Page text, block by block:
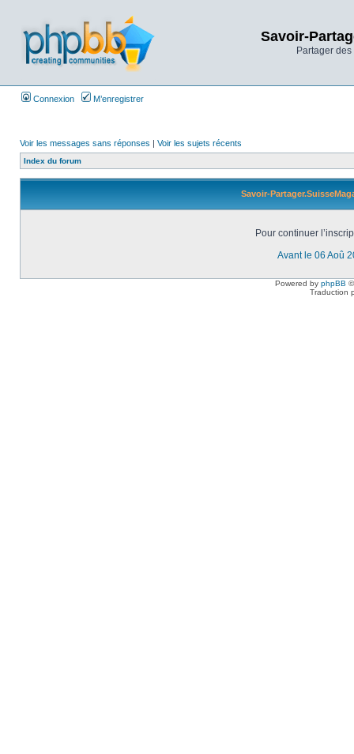
Savoir-
Partager
Connexion M’enregistrer
Voir les messages sans réponses | Voir les sujets récents
Index du forum
Savoir-
Pour continuer
Avant le 06 Aoû
Powered by phpBB
Traduction